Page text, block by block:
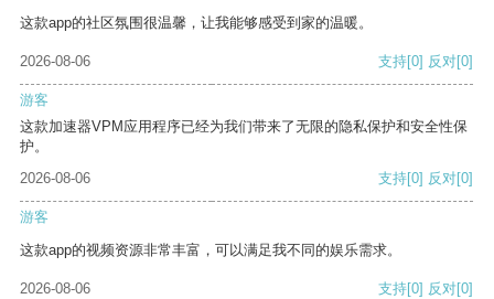
这款app的社区氛围很温馨，让我能够感受到家的温暖。
2026-08-06 支持[0] 反对[0]
游客
这款加速器VPM应用程序已经为我们带来了无限的隐私保护和安全性保
护。
2026-08-06
支持[0] 反对[0]
游客
这款app的视频资源非常丰富，可以满足我不同的娱乐需求。
2026-08-06 支持[0] 反对[0]